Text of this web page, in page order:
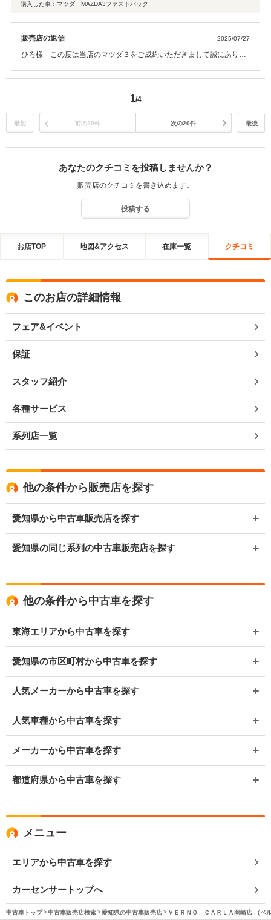
購入した車：マツダ MAZDA3ファストバック
販売店の返信 2025/07/27
ひろ様 この度は当店のマツダ３をご成約いただきまして誠にありが
し日々努力をしております。ご不安な部分が無いようにしっかりと見
をお運びになりこのお車を選んで頂けたこと大変うれしく思います。
しっかりとご準備させていただきます。ありがとうございました。
1/4
最初 前の20件 次の20件 最後
あなたのクチコミを投稿しませんか？
販売店のクチコミを書き込めます。
投稿する
お店TOP 地図&アクセス 在庫一覧 クチコミ
このお店の詳細情報
フェア&イベント
保証
スタッフ紹介
各種サービス
系列店一覧
他の条件から販売店を探す
愛知県から中古車販売店を探す
愛知県の同じ系列の中古車販売店を探す
他の条件から中古車を探す
東海エリアから中古車を探す
愛知県の市区町村から中古車を探す
人気メーカーから中古車を探す
人気車種から中古車を探す
メーカーから中古車を探す
都道府県から中古車を探す
メニュー
エリアから中古車を探す
カーセンサートップへ
中古車トップ 中古車販売店検索 愛知県の中古車販売店 ＶＥＲＮＯ ＣＡＲＬＡ岡崎店 （ベ